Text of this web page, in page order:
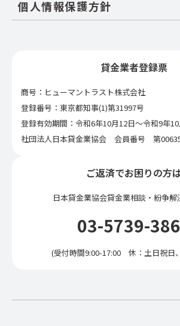
貸金業者登録票
商号：ヒューマントラスト株式会社
登録番号：東京都知事(1)第31997号
登録有効期間：令和6年10月12日〜令和9年
社団法人日本貸金業協会 会員番号 第
ご返済でお困りの方
日本貸金業協会貸金業相談・紛争解
03-5739-
(受付時間9:00-17:00 休：土日祝日
個人情報保護方針